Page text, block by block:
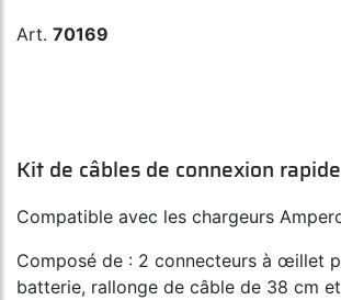
Art. 70169
Kit de câbles de connexion
Compatible avec les chargeurs
Composé de : 2 connecteurs à œillet
batterie, rallonge de câble de 38 cm